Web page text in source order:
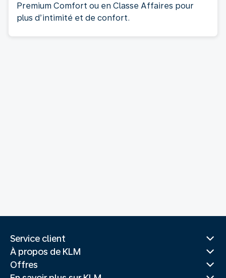
Premium Comfort ou en Classe Affaires pour
plus d’intimité et de confort.
Service client
À propos de KLM
Offres